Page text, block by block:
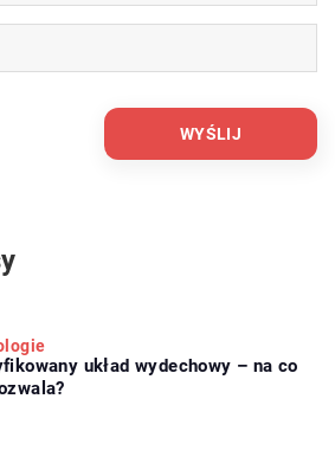
układ wydechowy – na co